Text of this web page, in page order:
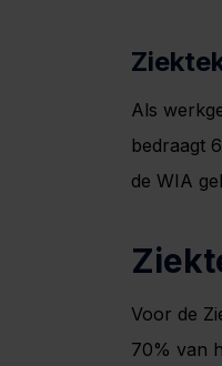
Als
bedraagt
de WIA
Voor de
70% van